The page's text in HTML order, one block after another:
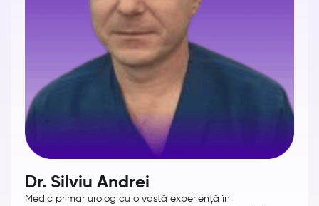
Dr. Silviu Andrei
Medic primar urolog cu o vastă experiență în